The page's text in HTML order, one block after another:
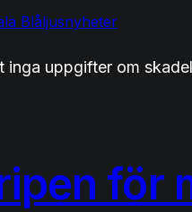
Blåljusnyheter
inga uppgifter om
för